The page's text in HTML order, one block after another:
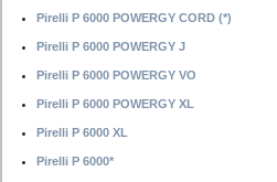
Pirelli P 6000 POWERGY CORD (*)
Pirelli P 6000 POWERGY J
Pirelli P 6000 POWERGY VO
Pirelli P 6000 POWERGY XL
Pirelli P 6000 XL
Pirelli P 6000*